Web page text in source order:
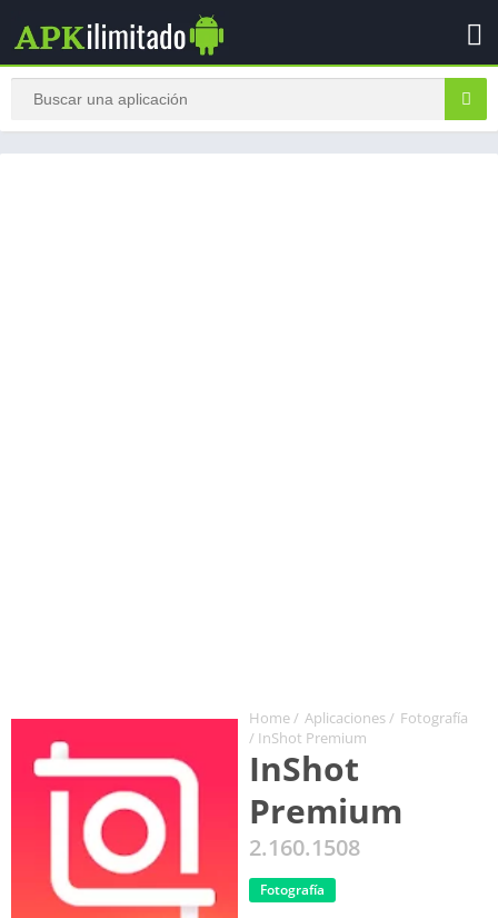
Home/ Aplicaciones/ Fotografía
/ InShot Premium
InShot
Premium
2.160.1508
Fotografía